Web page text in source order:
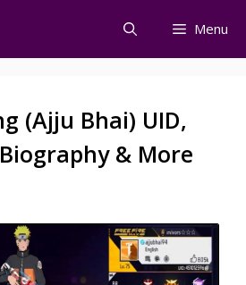
Menu
(Ajju Bhai) UID,
& More